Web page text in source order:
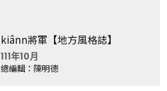
kiânn將軍【地方風格誌】
111年10月
總編輯：陳明德